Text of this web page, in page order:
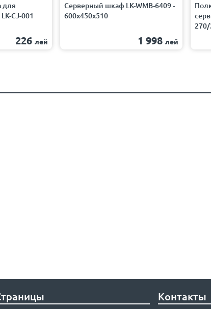
для
CJ-001
226 лей
Серверный шкаф LK-WMB-6409 -
600x450x510
1 998 лей
Контакты